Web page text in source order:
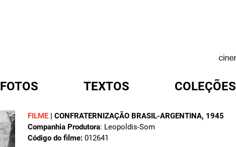
FOTOS TEXTOS COLEÇÕES
FILME | CONFRATERNIZAÇÃO BRASIL-ARGENTINA, 1945
Companhia Produtora: Leopoldis-Som
Código do filme: 012641